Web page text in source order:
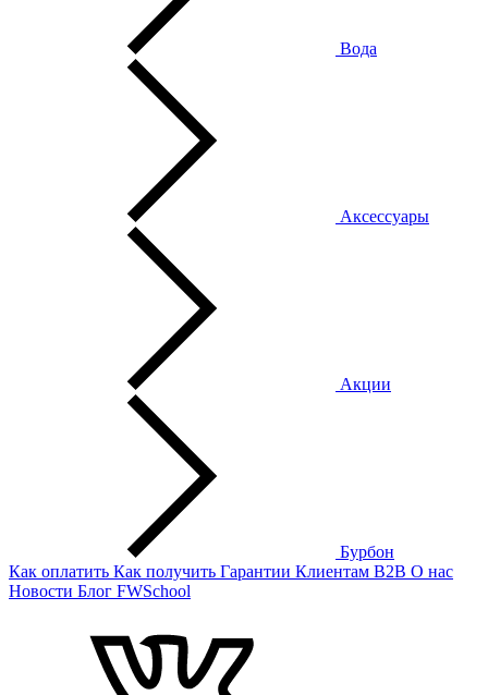
Вода
Аксессуары
Акции
Бурбон
Как оплатить Как получить Гарантии Клиентам B2B О нас
Новости Блог FWSchool